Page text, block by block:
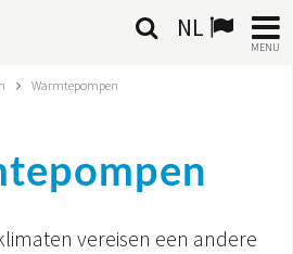
NL
MENU
Warmtepompen
vereisen een andere